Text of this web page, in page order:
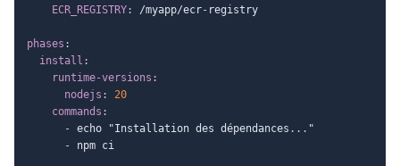
ECR_REGISTRY: /myapp/ecr- registry
phases :
install :
runtime-versions :
nodejs :
20
commands :
- echo "Installation des dépendances ... "
- npm ci